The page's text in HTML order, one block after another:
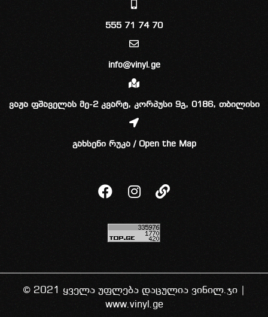
555 71 74 70
info@vinyl.ge
ვაჟა ფშაველას მე-2 კვარტ, კორპუსი 9გ, 0186, თბილისი
გახსენი რუკა / Open the Map
© 2021 ყველა უფლება დაცულია ვინილ.ჯი |
www.vinyl.ge